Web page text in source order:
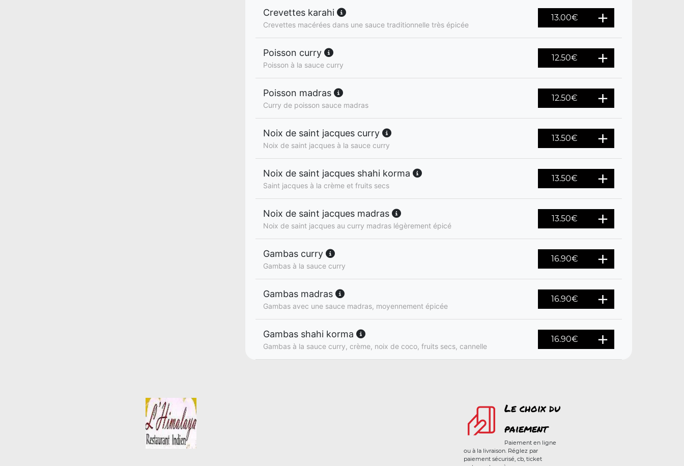
Crevettes karahi
Crevettes macérées dans une sauce traditionnelle très épicée
13.00€
Poisson curry
Poisson à la sauce curry
12.50€
Poisson madras
Curry de poisson sauce madras
12.50€
Noix de saint jacques curry
Noix de saint jacques à la sauce curry
13.50€
Noix de saint jacques shahi korma
Saint jacques à la crème et fruits secs
13.50€
Noix de saint jacques madras
Noix de saint jacques au curry madras légèrement épicé
13.50€
Gambas curry
Gambas à la sauce curry
16.90€
Gambas madras
Gambas avec une sauce madras, moyennement épicée
16.90€
Gambas shahi korma
Gambas à la sauce curry, crème, noix de coco, fruits secs, cannelle
16.90€
Le choix du
paiement
Paiement en ligne
ou à la livraison. Réglez par
paiement sécurisé, cb, ticket